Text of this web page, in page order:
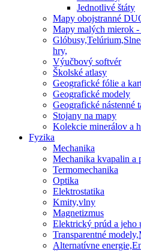
Jednotlivé štáty
Mapy obojstranné
Mapy malých mierok -
hry,
Výučbový softvér
Školské atlasy
Geografické fólie a
Geografické modely
Geografické nástenné
Stojany na mapy
Kolekcie minerálov a
Fyzika
Mechanika
Mechanika kvapalin a
Termomechanika
Optika
Elektrostatika
Kmity,vlny
Magnetizmus
Elektrický prúd a jeho
Transparentné
Alternatívne